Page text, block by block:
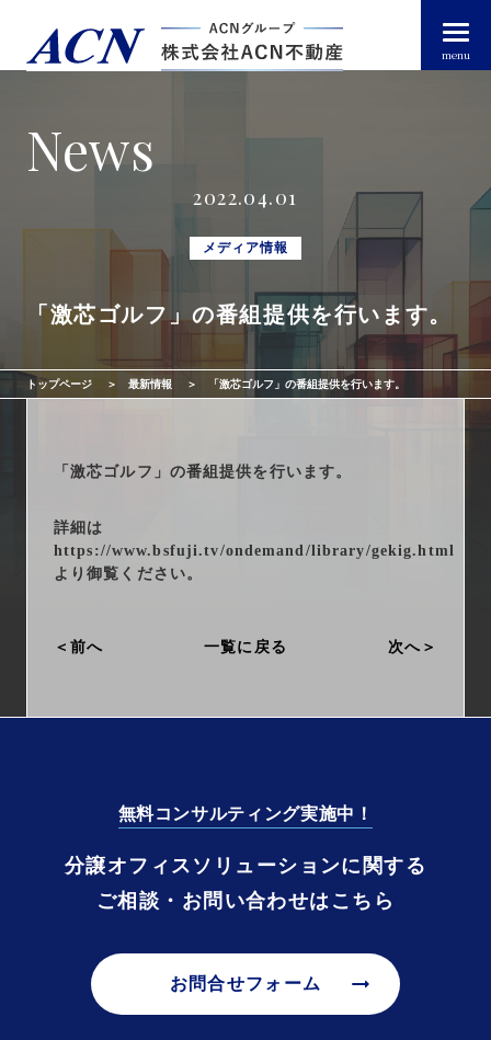
menu
経営者・法人のお客様
個人のお客様
トップページ arrow_right_alt
ACN不動産について
最新情報
勧誘方針
News
2022.04.01
メディア情報
「激芯ゴルフ」の番組提供を行います。
トップページ 最新情報 「激芯ゴルフ」の番組提供を行います。
「激芯ゴルフ」の番組提供を行います。
詳細は
https://www.bsfuji.tv/ondemand/library/gekig.html
より御覧ください。
前へ 一覧に戻る 次へ
無料コンサルティング実施中！
分譲オフィスソリューションに関する
ご相談・お問い合わせはこちら
お問合せフォーム arrow_right_alt